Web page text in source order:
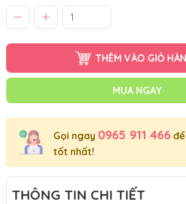
THÊM VÀO GIỎ
MUA NGAY
Gọi ngay 0965 911 466
tốt nhất!
THÔNG TIN CHI TIẾT